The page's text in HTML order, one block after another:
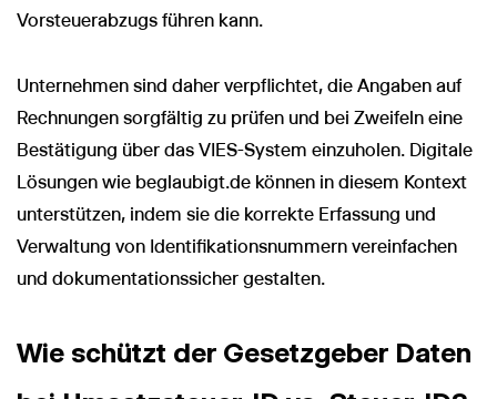
Vorsteuerabzugs führen kann.
Unternehmen sind daher verpflichtet, die Angaben auf
Rechnungen sorgfältig zu prüfen und bei Zweifeln eine
Bestätigung über das VIES-System einzuholen. Digitale
Lösungen wie beglaubigt.de können in diesem Kontext
unterstützen, indem sie die korrekte Erfassung und
Verwaltung von Identifikationsnummern vereinfachen
und dokumentationssicher gestalten.
Wie schützt der Gesetzgeber Daten